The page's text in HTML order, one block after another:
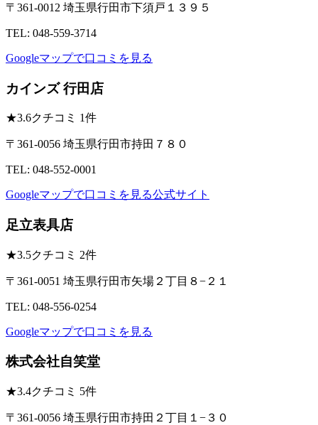
〒361-0012 埼玉県行田市下須戸１３９５
TEL: 048-559-3714
Googleマップで口コミを見る
カインズ 行田店
★3.6クチコミ 1件
〒361-0056 埼玉県行田市持田７８０
TEL: 048-552-0001
Googleマップで口コミを見る公式サイト
足立表具店
★3.5クチコミ 2件
〒361-0051 埼玉県行田市矢場２丁目８−２１
TEL: 048-556-0254
Googleマップで口コミを見る
株式会社自笑堂
★3.4クチコミ 5件
〒361-0056 埼玉県行田市持田２丁目１−３０